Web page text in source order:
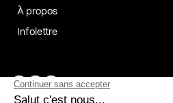
À propos
Infolettre
Page Facebook de Kollectif
Page Instagram de Kollectif
Page Linkedin de Kollectif